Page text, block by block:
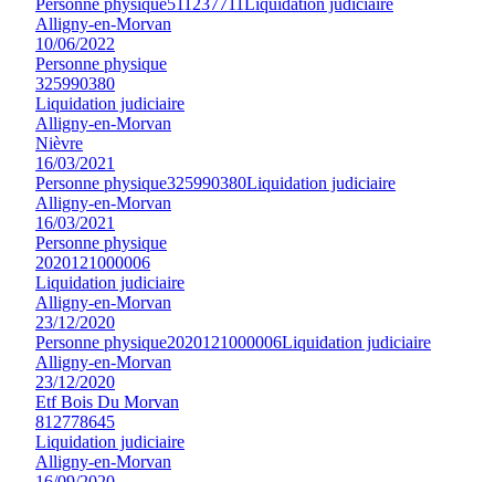
Alligny-en-Morvan
10/06/2022
Personne physique
325990380
Liquidation judiciaire
Alligny-en-Morvan
Nièvre
16/03/2021
Personne physique325990380Liquidation judiciaire
Alligny-en-Morvan
16/03/2021
Personne physique
2020121000006
Liquidation judiciaire
Alligny-en-Morvan
23/12/2020
Personne physique2020121000006Liquidation judiciaire
Alligny-en-Morvan
23/12/2020
Etf Bois Du Morvan
812778645
Liquidation judiciaire
Alligny-en-Morvan